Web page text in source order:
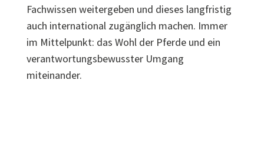
Fachwissen weitergeben und dieses langfristig
auch international zugänglich machen. Immer
im Mittelpunkt: das Wohl der Pferde und ein
verantwortungsbewusster Umgang
miteinander.